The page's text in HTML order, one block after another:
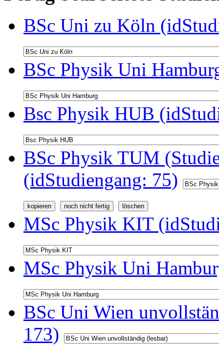
BSc Uni zu Köln
BSc Physik Uni
Bsc Physik HUB
BSc Physik TUM
(idStudiengang: 75)
MSc Physik KIT
MSc Physik Uni
BSc Uni Wien
173)